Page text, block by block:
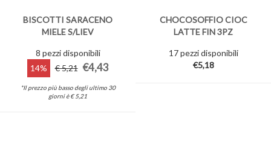
BISCOTTI SARACENO
MIELE S/LIEV
8 pezzi disponibili
14%
€ 5,21 €4,43
*Il prezzo più basso degli ultimo 30
giorni è € 5,21
CHOCOSOFFIO CIOC
LATTE FIN 3PZ
17 pezzi disponibili
€5,18